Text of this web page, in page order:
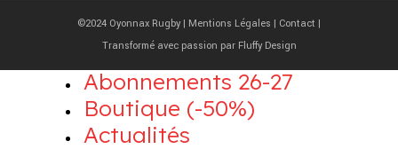
©2024 Oyonnax Rugby | Mentions Légales | Contact |
Transformé avec passion par Fluffy Design
Abonnements 26-27
Boutique (-50%)
Actualités